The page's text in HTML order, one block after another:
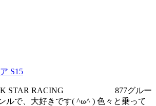
S15
STAR RACING 877グルー
ルで、大好きです( ^ω^ ) 色々と乗って